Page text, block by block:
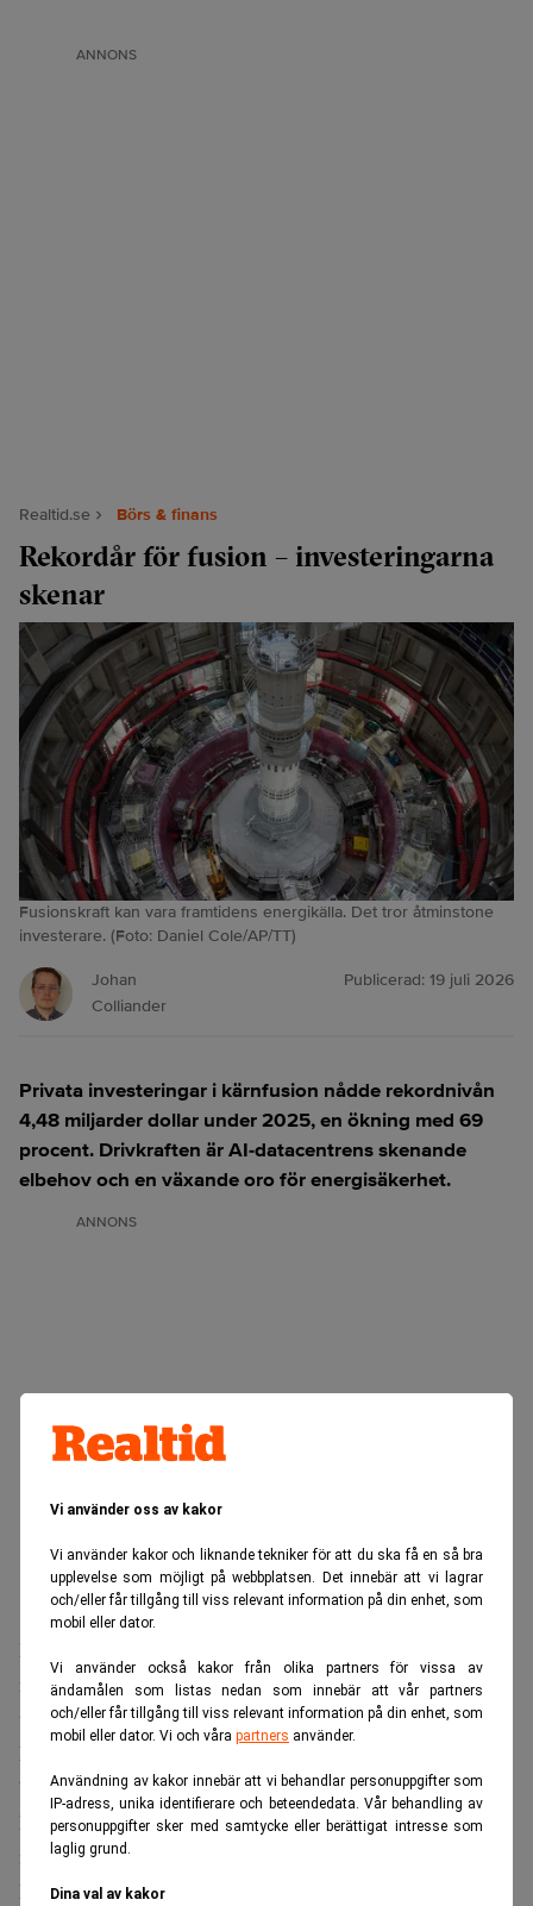
Vi använder oss av kakor
Vi använder kakor och liknande tekniker för att du ska få en så bra
upplevelse som möjligt på webbplatsen. Det innebär att vi lagrar
och/eller får tillgång till viss relevant information på din enhet, som
mobil eller dator.
Vi använder också kakor från olika partners för vissa av
ändamålen som listas nedan som innebär att vår partners
och/eller får tillgång till viss relevant information på din enhet, som
mobil eller dator. Vi och våra partners använder.
Användning av kakor innebär att vi behandlar personuppgifter som
IP-adress, unika identifierare och beteendedata. Vår behandling av
personuppgifter sker med samtycke eller berättigat intresse som
laglig grund.
Dina val av kakor
ANNONS
Realtid.se Börs & finans
Rekordår för fusion – investeringarna
skenar
Fusionskraft kan vara framtidens energikälla. Det tror åtminstone
investerare. (Foto: Daniel Cole/AP/TT)
Johan
Colliander
Publicerad: 19 juli 2026
Privata investeringar i kärnfusion nådde rekordnivån
4,48 miljarder dollar under 2025, en ökning med 69
procent. Drivkraften är AI-datacentrens skenande
elbehov och en växande oro för energisäkerhet.
ANNONS
Enligt FIA räknar omkring 71 procent av fusionsbolagen
nu med att leverera kommersiell el till elnätet någon gång
under 2030-talet, rapporterarOilprice.com.
Missa inte:
Slumpmässig upptäckt kan leda till stort
batterigenombrott. Realtid
Förtroendet har börjat omsättas i konkreta avtal om
markval och elleveranser med techbolagen.
Bindande avtal med Microsoft